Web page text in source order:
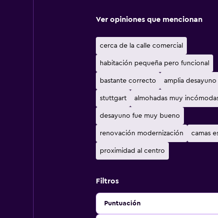
Ver opiniones que mencionan
cerca de la calle comercial
habitación pequeña pero funcional
bastante correcto amplia
stuttgart almohadas muy
desayuno fue muy bueno
renovación modernización camas
proximidad al centro
Filtros
Puntuación